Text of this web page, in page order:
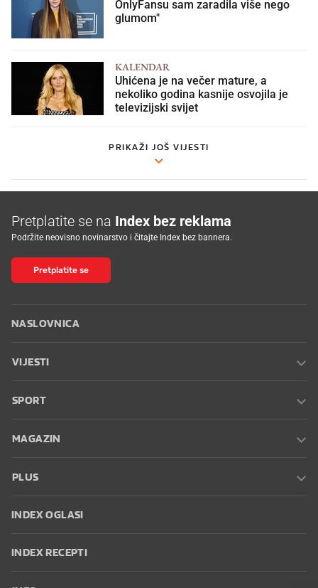
OnlyFansu sam zaradila više nego
glumom"
KALENDAR
Uhićena je na večer mature, a
nekoliko godina kasnije osvojila je
televizijski svijet
PRIKAŽI JOŠ VIJESTI
Pretplatite se na Index bez reklama
Podržite neovisno novinarstvo i čitajte Index bez bannera.
Pretplatite se
NASLOVNICA
VIJESTI
SPORT
MAGAZIN
PLUS
INDEX OGLASI
INDEX RECEPTI